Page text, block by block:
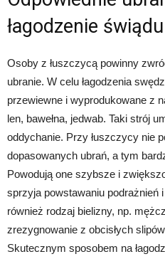
łagodzenie świądu
Osoby z łuszczycą powinny
ubranie. W celu łagodzenia
przewiewne i wyprodukowane z
len, bawełna, jedwab. Taki strój
oddychanie. Przy łuszczycy nie
dopasowanych ubrań, a tym
Powodują one szybsze i
sprzyja powstawaniu podrażnień
również rodzaj bielizny, np.
zrezygnowanie z obcisłych
Skutecznym sposobem na